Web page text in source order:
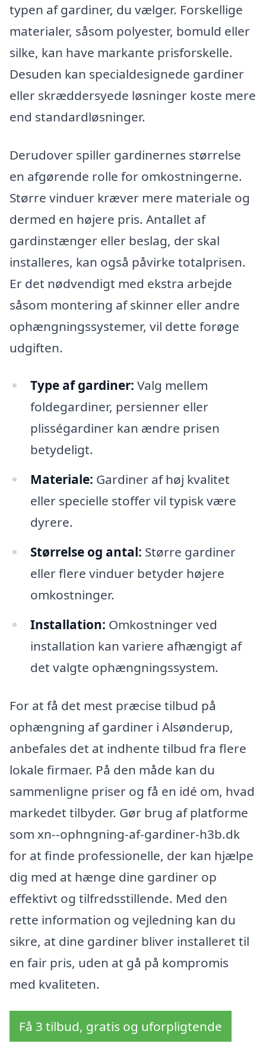
typen af gardiner, du vælger. Forskellige
materialer, såsom polyester, bomuld eller
silke, kan have markante prisforskelle.
Desuden kan specialdesignede gardiner
eller skræddersyede løsninger koste mere
end standardløsninger.
Derudover spiller gardinernes størrelse
en afgørende rolle for omkostningerne.
Større vinduer kræver mere materiale og
dermed en højere pris. Antallet af
gardinstænger eller beslag, der skal
installeres, kan også påvirke totalprisen.
Er det nødvendigt med ekstra arbejde
såsom montering af skinner eller andre
ophængningssystemer, vil dette forøge
udgiften.
Type af gardiner: Valg mellem
foldegardiner, persienner eller
plisségardiner kan ændre prisen
betydeligt.
Materiale: Gardiner af høj kvalitet
eller specielle stoffer vil typisk være
dyrere.
Størrelse og antal: Større gardiner
eller flere vinduer betyder højere
omkostninger.
Installation: Omkostninger ved
installation kan variere afhængigt af
det valgte ophængningssystem.
For at få det mest præcise tilbud på
ophængning af gardiner i Alsønderup,
anbefales det at indhente tilbud fra flere
lokale firmaer. På den måde kan du
sammenligne priser og få en idé om, hvad
markedet tilbyder. Gør brug af platforme
som xn--ophngning-af-gardiner-h3b.dk
for at finde professionelle, der kan hjælpe
dig med at hænge dine gardiner op
effektivt og tilfredsstillende. Med den
rette information og vejledning kan du
sikre, at dine gardiner bliver installeret til
en fair pris, uden at gå på kompromis
med kvaliteten.
Få 3 tilbud, gratis og uforpligtende